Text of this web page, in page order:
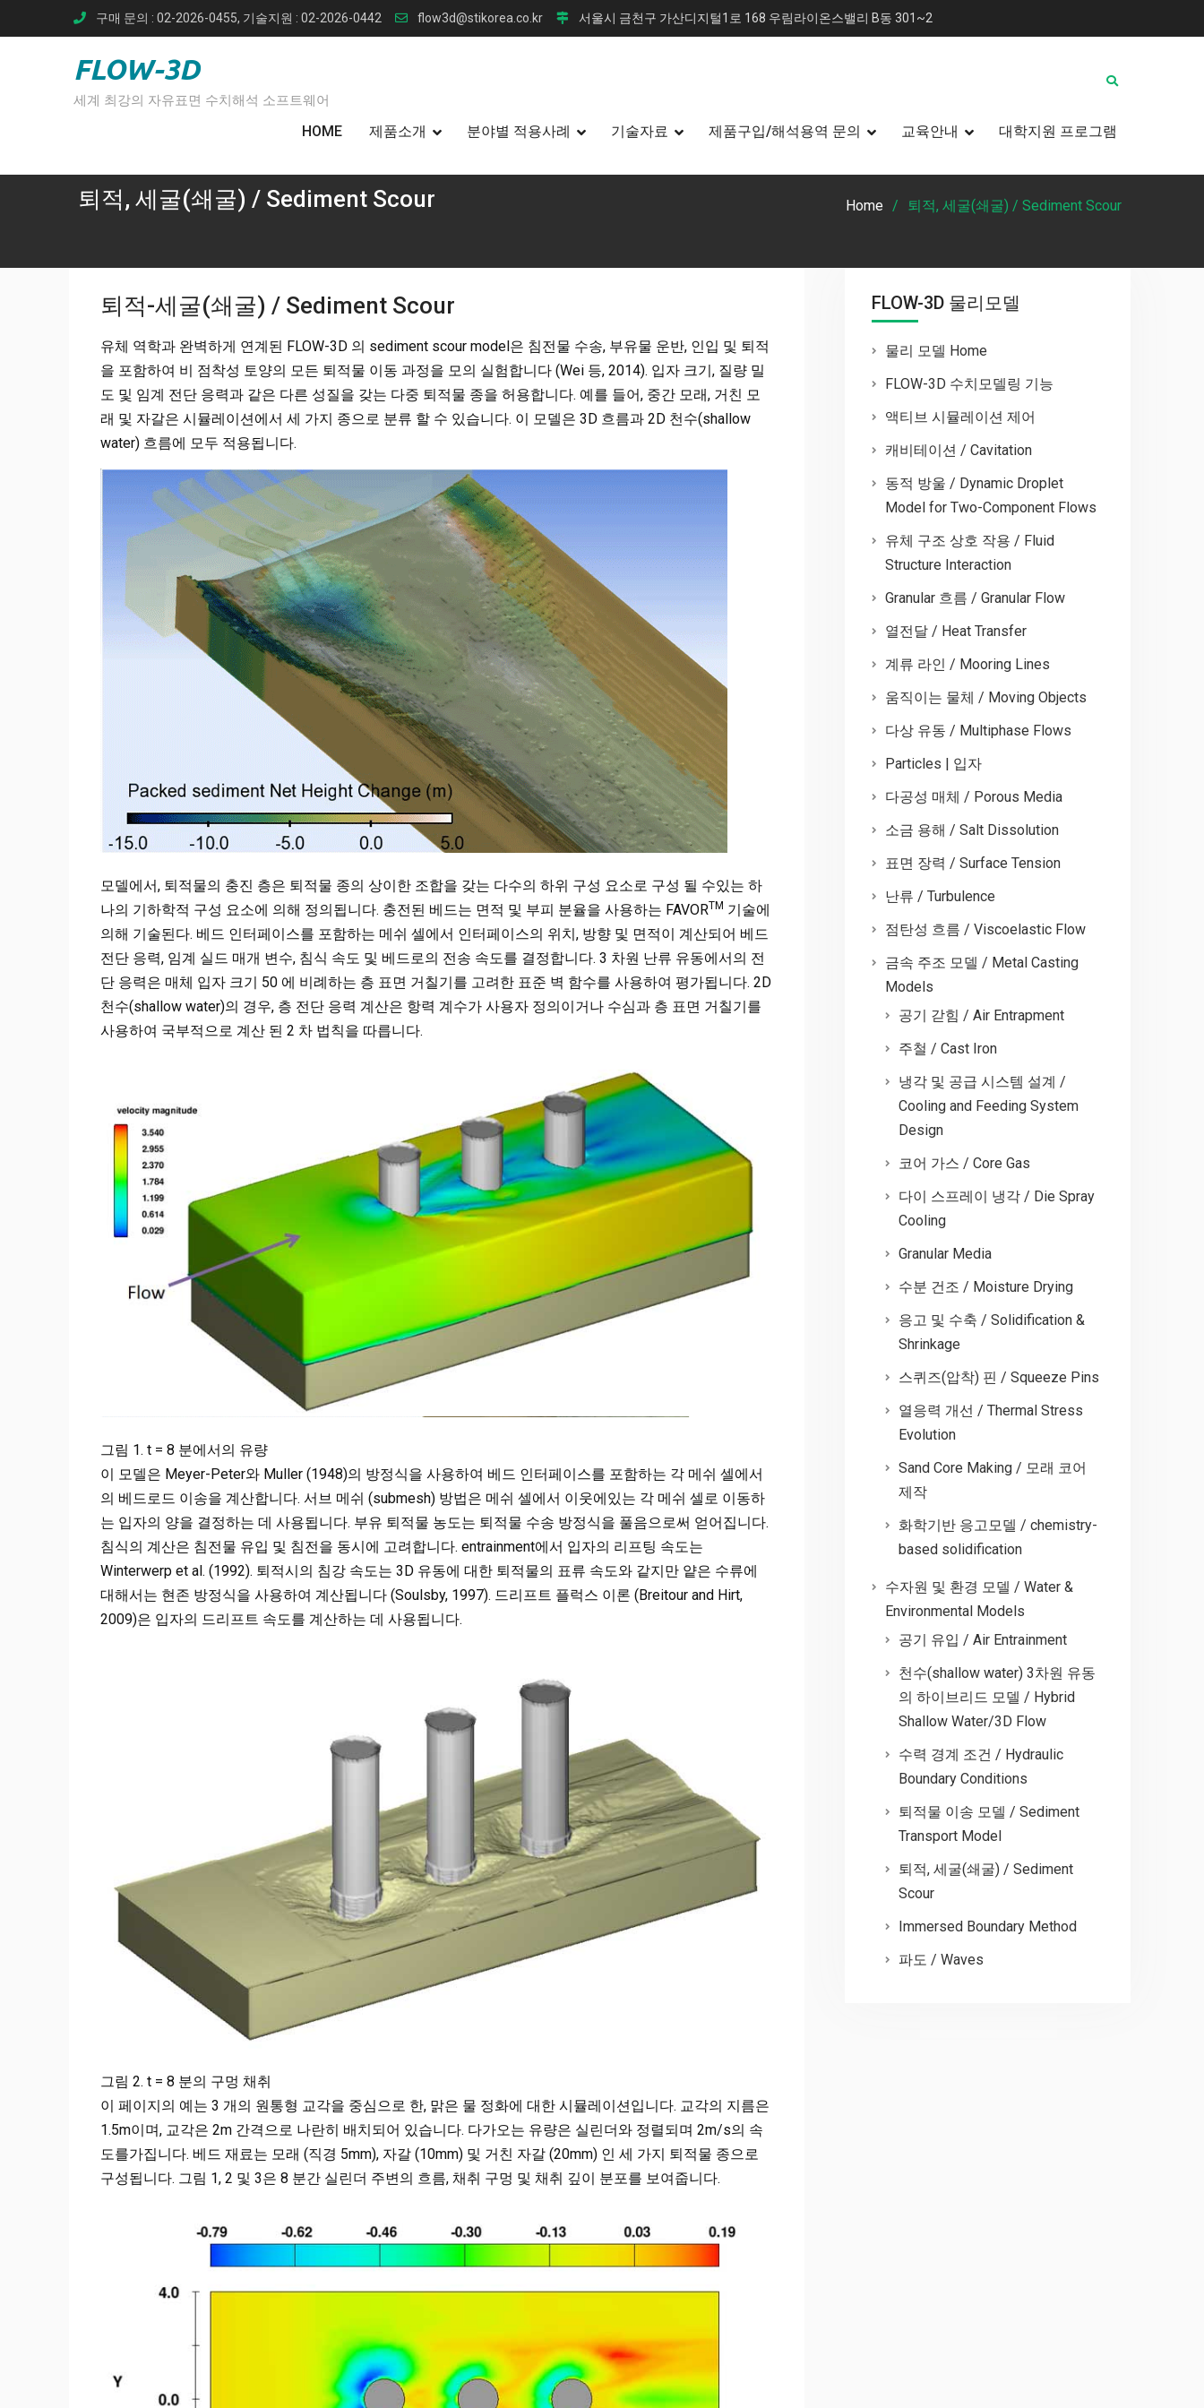
to
구매 문의 : 02-2026-0455, 기술지원 : 02-2026-0442 flow3d@stikorea.co.kr 서울시 금천구 가산디지털1로 168 우림라이온스밸리 B동 301~2
FLOW-3D
세계 최강의 자유표면 수치해석 소프트웨어
HOME 제품소개 분야별 적용사례 기술자료 제품구입/해석용역 문의 교육안내 대학지원 프로그램
퇴적, 세굴(쇄굴) / Sediment Scour Home 퇴적, 세굴(쇄굴) / Sediment Scour
퇴적-세굴(쇄굴) / Sediment Scour
유체 역학과 완벽하게 연계된 FLOW-3D 의 sediment scour model은 침전물 수송, 부유물 운반, 인입 및 퇴적
을 포함하여 비 점착성 토양의 모든 퇴적물 이동 과정을 모의 실험합니다 (Wei 등, 2014). 입자 크기, 질량 밀
도 및 임계 전단 응력과 같은 다른 성질을 갖는 다중 퇴적물 종을 허용합니다. 예를 들어, 중간 모래, 거친 모
래 및 자갈은 시뮬레이션에서 세 가지 종으로 분류 할 수 있습니다. 이 모델은 3D 흐름과 2D 천수(shallow
water) 흐름에 모두 적용됩니다.
모델에서, 퇴적물의 충진 층은 퇴적물 종의 상이한 조합을 갖는 다수의 하위 구성 요소로 구성 될 수있는 하
나의 기하학적 구성 요소에 의해 정의됩니다. 충전된 베드는 면적 및 부피 분율을 사용하는 FAVORTM 기술에
의해 기술된다. 베드 인터페이스를 포함하는 메쉬 셀에서 인터페이스의 위치, 방향 및 면적이 계산되어 베드
전단 응력, 임계 실드 매개 변수, 침식 속도 및 베드로의 전송 속도를 결정합니다. 3 차원 난류 유동에서의 전
단 응력은 매체 입자 크기 50 에 비례하는 층 표면 거칠기를 고려한 표준 벽 함수를 사용하여 평가됩니다. 2D
천수(shallow water)의 경우, 층 전단 응력 계산은 항력 계수가 사용자 정의이거나 수심과 층 표면 거칠기를
사용하여 국부적으로 계산 된 2 차 법칙을 따릅니다.
그림 1. t = 8 분에서의 유량
이 모델은 Meyer-Peter와 Muller (1948)의 방정식을 사용하여 베드 인터페이스를 포함하는 각 메쉬 셀에서
의 베드로드 이송을 계산합니다. 서브 메쉬 (submesh) 방법은 메쉬 셀에서 이웃에있는 각 메쉬 셀로 이동하
는 입자의 양을 결정하는 데 사용됩니다. 부유 퇴적물 농도는 퇴적물 수송 방정식을 풀음으로써 얻어집니다.
침식의 계산은 침전물 유입 및 침전을 동시에 고려합니다. entrainment에서 입자의 리프팅 속도는
Winterwerp et al. (1992). 퇴적시의 침강 속도는 3D 유동에 대한 퇴적물의 표류 속도와 같지만 얕은 수류에
대해서는 현존 방정식을 사용하여 계산됩니다 (Soulsby, 1997). 드리프트 플럭스 이론 (Breitour and Hirt,
2009)은 입자의 드리프트 속도를 계산하는 데 사용됩니다.
그림 2. t = 8 분의 구멍 채취
이 페이지의 예는 3 개의 원통형 교각을 중심으로 한, 맑은 물 정화에 대한 시뮬레이션입니다. 교각의 지름은
1.5m이며, 교각은 2m 간격으로 나란히 배치되어 있습니다. 다가오는 유량은 실린더와 정렬되며 2m/s의 속
도를가집니다. 베드 재료는 모래 (직경 5mm), 자갈 (10mm) 및 거친 자갈 (20mm) 인 세 가지 퇴적물 종으로
구성됩니다. 그림 1, 2 및 3은 8 분간 실린더 주변의 흐름, 채취 구멍 및 채취 깊이 분포를 보여줍니다.
FLOW-3D 물리모델
물리 모델 Home
FLOW-3D 수치모델링 기능
액티브 시뮬레이션 제어
캐비테이션 / Cavitation
동적 방울 / Dynamic Droplet
Model for Two-Component Flows
유체 구조 상호 작용 / Fluid
Structure Interaction
Granular 흐름 / Granular Flow
열전달 / Heat Transfer
계류 라인 / Mooring Lines
움직이는 물체 / Moving Objects
다상 유동 / Multiphase Flows
Particles | 입자
다공성 매체 / Porous Media
소금 용해 / Salt Dissolution
표면 장력 / Surface Tension
난류 / Turbulence
점탄성 흐름 / Viscoelastic Flow
금속 주조 모델 / Metal Casting
Models
공기 갇힘 / Air Entrapment
주철 / Cast Iron
냉각 및 공급 시스템 설계 /
Cooling and Feeding System
Design
코어 가스 / Core Gas
다이 스프레이 냉각 / Die Spray
Cooling
Granular Media
수분 건조 / Moisture Drying
응고 및 수축 / Solidification &
Shrinkage
스퀴즈(압착) 핀 / Squeeze Pins
열응력 개선 / Thermal Stress
Evolution
Sand Core Making / 모래 코어
제작
화학기반 응고모델 / chemistry-
based solidification
수자원 및 환경 모델 / Water &
Environmental Models
공기 유입 / Air Entrainment
천수(shallow water) 3차원 유동
의 하이브리드 모델 / Hybrid
Shallow Water/3D Flow
수력 경계 조건 / Hydraulic
Boundary Conditions
퇴적물 이송 모델 / Sediment
Transport Model
퇴적, 세굴(쇄굴) / Sediment
Scour
Immersed Boundary Method
파도 / Waves